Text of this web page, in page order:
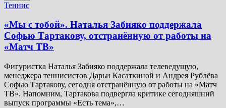
Теннис
«Мы с тобой». Наталья Забияко поддержала
Софью Тартакову, отстранённую от работы на
«Матч ТВ»
Фигуристка Наталья Забияко поддержала телеведущую,
менеджера теннисистов Дарьи Касаткиной и Андрея Рублёва
Софью Тартакову, сегодня отстранённую от работы на «Матч
ТВ». Напомним, Тартакова подвергла критике сегодняшний
выпуск программы «Есть тема»,…